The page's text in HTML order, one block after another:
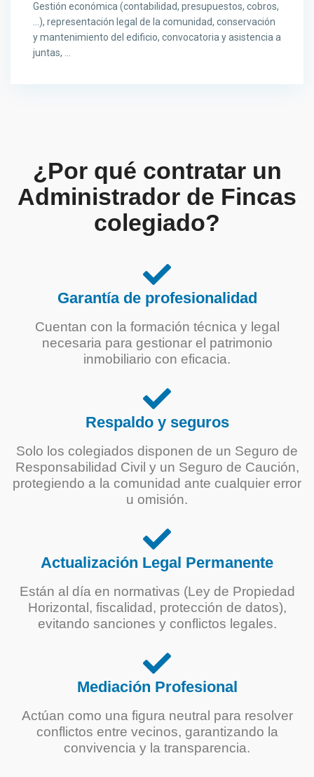
Gestión económica (contabilidad, presupuestos, cobros,
...), representación legal de la comunidad, conservación
y mantenimiento del edificio, convocatoria y asistencia a
juntas, ...
¿Por qué contratar un
Administrador de Fincas
colegiado?
Garantía de profesionalidad
Cuentan con la formación técnica y legal
necesaria para gestionar el patrimonio
inmobiliario con eficacia.
Respaldo y seguros
Solo los colegiados disponen de un Seguro de
Responsabilidad Civil y un Seguro de Caución,
protegiendo a la comunidad ante cualquier error
u omisión.
Actualización Legal Permanente
Están al día en normativas (Ley de Propiedad
Horizontal, fiscalidad, protección de datos),
evitando sanciones y conflictos legales.
Mediación Profesional
Actúan como una figura neutral para resolver
conflictos entre vecinos, garantizando la
convivencia y la transparencia.